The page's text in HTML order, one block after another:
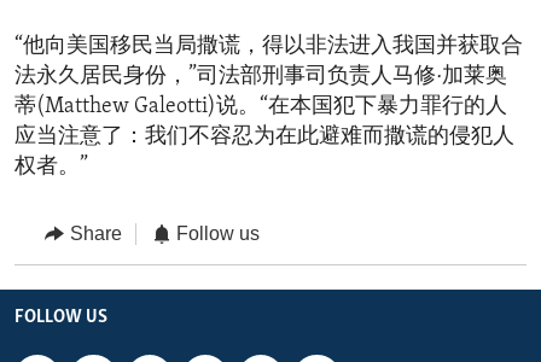
“他向美国移民当局撒谎，得以非法进入我国并获取合
法永久居民身份，”司法部刑事司负责人马修·加莱奥
蒂(Matthew Galeotti)说。“在本国犯下暴力罪行的人
应当注意了：我们不容忍为在此避难而撒谎的侵犯人
权者。”
Share Follow us
FOLLOW US